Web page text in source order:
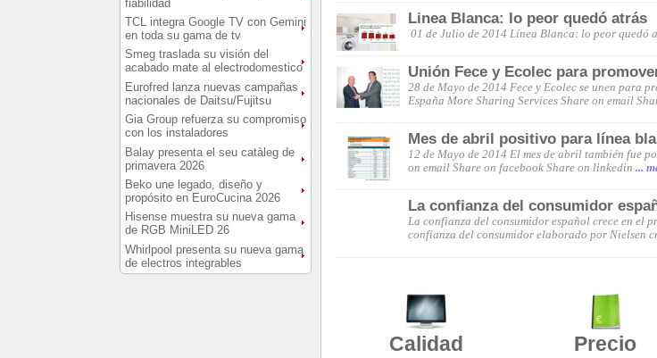
fiabilidad
TCL integra Google TV con Gemini
en toda su gama de tv
Smeg traslada su visión del
acabado mate al electrodomestico
Eurofred lanza nuevas campañas
nacionales de Daitsu/Fujitsu
Gia Group refuerza su compromiso
con los instaladores
Balay presenta el seu catàleg de
primavera 2026
Beko une legado, diseño y
propósito en EuroCucina 2026
Hisense muestra su nueva gama
de RGB MiniLED 26
Whirlpool presenta su nueva gama
de electros integrables
Linea Blanca: lo peor quedó atrás
01 de Julio de 2014 Línea Blanca: lo peor
Unión Fece y Ecolec para
28 de Mayo de 2014 Fece y Ecolec se unen para
España More Sharing Services Share on email
Mes de abril positivo para línea
12 de Mayo de 2014 El mes de abril también fue
on email Share on facebook Share on linkedin...
La confianza del consumidor
La confianza del consumidor español crece en el
confianza del consumidor elaborado por Nielsen
Calidad Precio